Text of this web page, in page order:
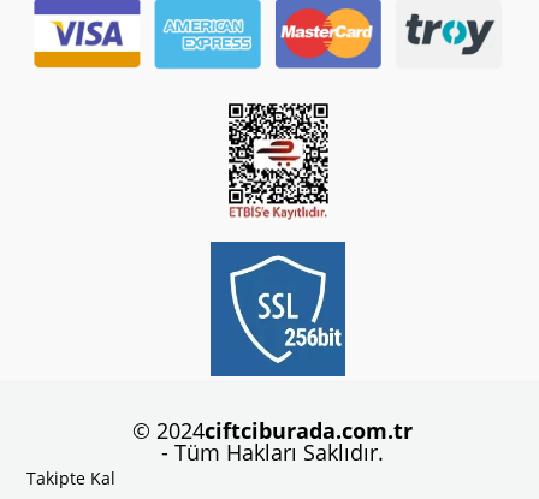
© 2024ciftciburada.com.tr
- Tüm Hakları Saklıdır.
Takipte Kal